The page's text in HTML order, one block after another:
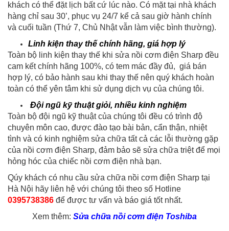
khách có thể đặt lịch bất cứ lúc nào. Có mặt tại nhà khách
hàng chỉ sau 30’, phục vụ 24/7 kể cả sau giờ hành chính
và cuối tuần (Thứ 7, Chủ Nhật vẫn làm việc bình thường).
Linh kiện thay thế chính hãng, giá hợp lý
Toàn bộ linh kiện thay thế khi sửa nồi cơm điện Sharp đều
cam kết chính hãng 100%, có tem mác đầy đủ, giá bán
hợp lý, có bảo hành sau khi thay thế nên quý khách hoàn
toàn có thể yên tâm khi sử dụng dịch vụ của chúng tôi.
Đội ngũ kỹ thuật giỏi, nhiều kinh nghiệm
Toàn bộ đội ngũ kỹ thuật của chúng tôi đều có trình độ
chuyên môn cao, được đào tạo bài bản, cẩn thận, nhiệt
tình và có kinh nghiệm sửa chữa tất cả các lỗi thường gặp
của nồi cơm điện Sharp, đảm bảo sẽ sửa chữa triệt để mọi
hỏng hóc của chiếc nồi cơm điện nhà bạn.
Qúy khách có nhu cầu sửa chữa nồi cơm điện Sharp tại
Hà Nội hãy liên hệ với chúng tôi theo số Hotline
0395738386 để được tư vấn và báo giá tốt nhất.
Xem thêm: Sửa chữa nồi cơm điện Toshiba